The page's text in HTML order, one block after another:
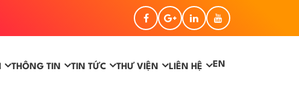
THÔNG TIN TIN TỨC THƯ VIỆN LIÊN HỆ EN